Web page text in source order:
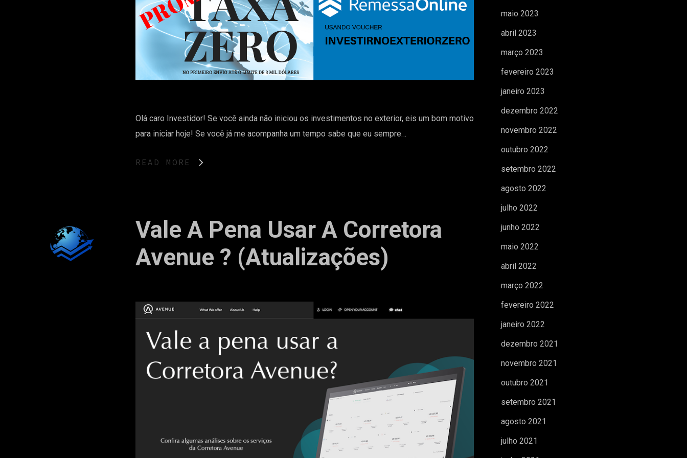
Olá caro Investidor! Se você ainda não iniciou os investimentos no exterior, eis um bom motivo
para iniciar hoje! Se você já me acompanha um tempo sabe que eu sempre…
READ MORE
Vale A Pena Usar A Corretora
Avenue ? (Atualizações)
maio 2023
abril 2023
março 2023
fevereiro 2023
janeiro 2023
dezembro 2022
novembro 2022
outubro 2022
setembro 2022
agosto 2022
julho 2022
junho 2022
maio 2022
abril 2022
março 2022
fevereiro 2022
janeiro 2022
dezembro 2021
novembro 2021
outubro 2021
setembro 2021
agosto 2021
julho 2021